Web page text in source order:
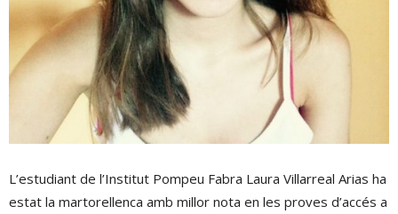
L’estudiant de l’Institut Pompeu Fabra Laura Villarreal Arias ha
estat la martorellenca amb millor nota en les proves d’accés a